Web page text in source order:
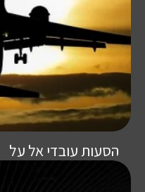
הסעות עובדי אל על